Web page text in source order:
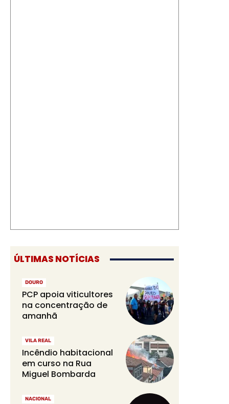
ÚLTIMAS NOTÍCIAS
DOURO
PCP apoia viticultores
na concentração de
amanhã
VILA REAL
Incêndio habitacional
em curso na Rua
Miguel Bombarda
NACIONAL